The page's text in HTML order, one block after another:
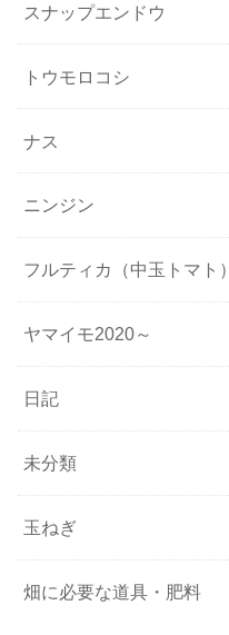
スナップエンドウ
トウモロコシ
ナス
ニンジン
フルティカ（中玉トマト）
ヤマイモ2020～
日記
未分類
玉ねぎ
畑に必要な道具・肥料